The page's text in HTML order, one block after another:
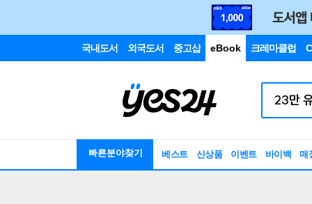
국내도서 외국도서 중고샵 eBook 크레마클럽
빠른분야찾기 베스트 신상품 이벤트 바이백 매